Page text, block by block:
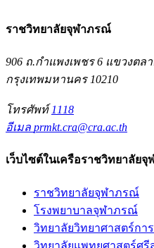
ราชวิทยาลัยจุฬาภรณ์
906 ถ.กำแพงเพชร 6 แขวงตล
กรุงเทพมหานคร 10210
โทรศัพท์ 1118
อีเมล prmkt.cra@cra.ac.th
เว็บไซต์ในเครือราชวิทยาลัย
ราชวิทยาลัยจุฬาภรณ์
โรงพยาบาลจุฬาภรณ์
วิทยาลัยวิทยาศาสตร์กา
วิทยาลัยแพทยศาสตร์ศ